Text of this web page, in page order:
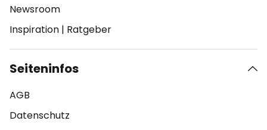
Newsroom
Inspiration | Ratgeber
Seiteninfos
AGB
Datenschutz